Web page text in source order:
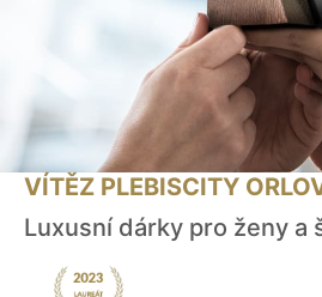
VÍTĚZ PLEBISCITY
Luxusní dárky pro ženy a